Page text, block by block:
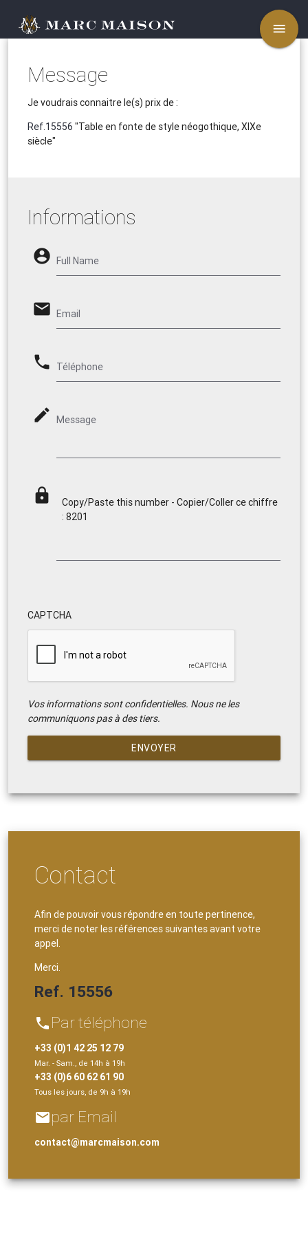
menu
Message
Je voudrais connaitre le(s) prix de :
Ref.15556 "Table en fonte de style néogothique, XIXe
siècle"
Informations
account_circle Full Name
email Email
phone Téléphone
mode_edit Message
lock
Copy/Paste this number - Copier/Coller ce chiffre
: 8201
CAPTCHA
Vos informations sont confidentielles. Nous ne les
communiquons pas à des tiers.
ENVOYER
Contact
Afin de pouvoir vous répondre en toute pertinence,
merci de noter les références suivantes avant votre
appel.
Merci.
Ref. 15556
phone Par téléphone
+33 (0)1 42 25 12 79
Mar. - Sam., de 14h à 19h
+33 (0)6 60 62 61 90
Tous les jours, de 9h à 19h
emailpar Email
contact@marcmaison.com